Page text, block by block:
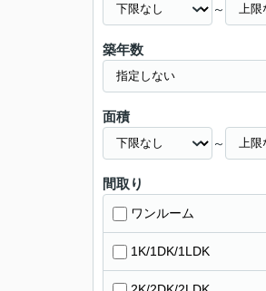
～
築年数
面積
～
間取り
ワンルーム
1K/1DK/1LDK